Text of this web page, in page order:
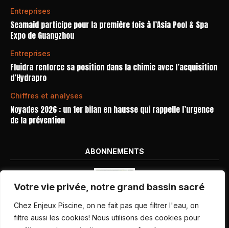
Votre vie privée, notre grand bassin sacré
Chez Enjeux Piscine, on ne fait pas que filtrer l'eau, on
filtre aussi les cookies! Nous utilisons des cookies pour
Entreprises
Seamaid participe pour la première fois à l’Asia Pool & Spa
Expo de Guangzhou
Entreprises
Fluidra renforce sa position dans la chimie avec l’acquisition
d’Hydrapro
Chiffres et analyses
Noyades 2026 : un 1er bilan en hausse qui rappelle l’urgence
de la prévention
ABONNEMENTS